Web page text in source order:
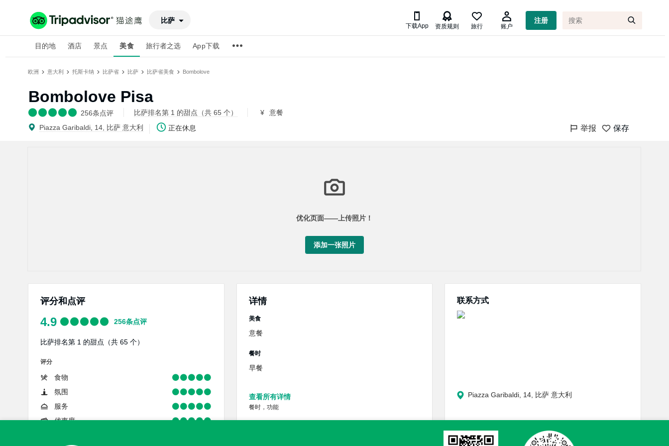
比萨 
下载App

资质规则 旅行 账户
注册
目的地 酒店 景点 美食 旅行者之选 App下载
欧洲 意大利 托斯卡纳 比萨省 比萨 比萨省美食 Bombolove
Bombolove Pisa
256条点评 比萨排名第 1 的甜点（共 65 个） ¥ 意餐
举报 保存
Piazza Garibaldi, 14, 比萨 意大利 正在休息
优化页面——上传照片！
添加一张照片
评分和点评
4.9 256条点评
比萨排名第 1 的甜点（共 65 个）
评分
食物
氛围
服务
优惠度
详情
美食
意餐
餐时
早餐
查看所有详情
餐时，功能
联系方式
Piazza Garibaldi, 14, 比萨 意大利